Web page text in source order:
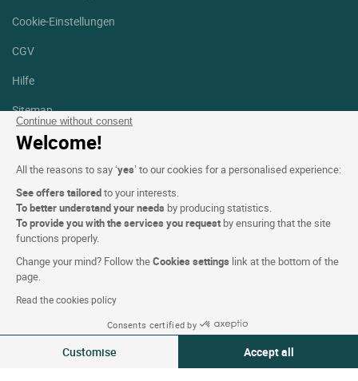
Continue without consent
Welcome!
All the reasons to say ‘yes’ to our cookies for a personalised experience:
See offers tailoredto your interests.
To better understand your needs by producing statistics.
To provide you with the services you request by ensuring that the site
functions properly.
Change your mind? Follow theCookies settings link at the bottom of the
page.
Read the cookies policy
Consents certified by
Customise Accept all
Cookie-Einstellungen
CGV
Hilfe
Sitemap
Fotodanksagungen
Folgen Sie uns
Facebook
Linkedin
Logis Hotel copyright © 2026 Alle Rechte vorbehalten - CGV.